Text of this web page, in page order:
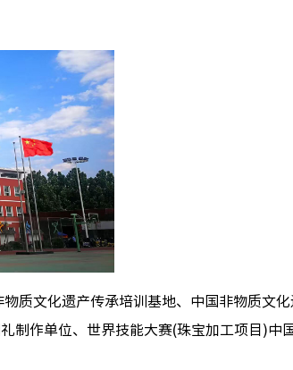
质文化遗产传承培训基地、中国非物质文
制作单位、世界技能大赛(珠宝加工项目)中